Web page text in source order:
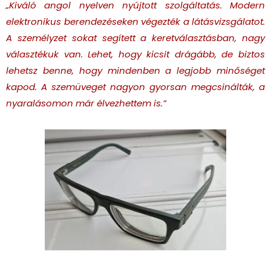
„Kiváló angol nyelven nyújtott szolgáltatás. Modern
elektronikus berendezéseken végezték a látásvizsgálatot.
A személyzet sokat segített a keretválasztásban, nagy
választékuk van. Lehet, hogy kicsit drágább, de biztos
lehetsz benne, hogy mindenben a legjobb minőséget
kapod. A szemüveget nagyon gyorsan megcsinálták, a
nyaralásomon már élvezhettem is.”